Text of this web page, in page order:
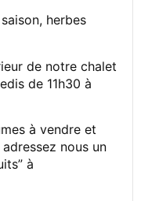
herbes
de notre chalet
de 11h30 à
à vendre et
nous un
à